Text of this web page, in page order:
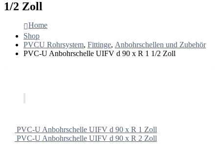
1/2 Zoll
Home
Shop
PVCU Rohrsystem, Fittinge, Anbohrschellen und Zubehör
PVC-U Anbohrschelle UIFV d 90 x R 1 1/2 Zoll
PVC-U Anbohrschelle UIFV d 90 x R 1 Zoll
PVC-U Anbohrschelle UIFV d 90 x R 2 Zoll